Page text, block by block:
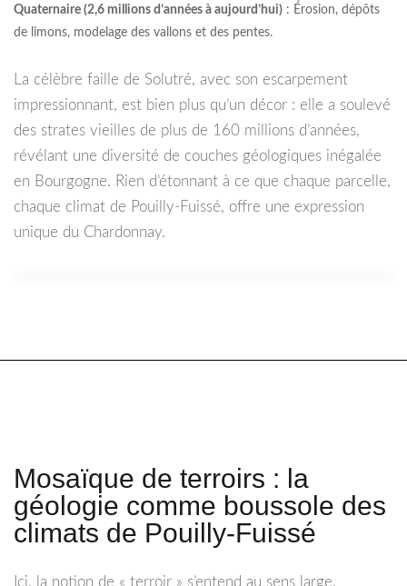
Quaternaire (2,6 millions d’années à aujourd’hui) : Érosion, dépôts
de limons, modelage des vallons et des pentes.
La célèbre faille de Solutré, avec son escarpement
impressionnant, est bien plus qu’un décor : elle a soulevé
des strates vieilles de plus de 160 millions d’années,
révélant une diversité de couches géologiques inégalée
en Bourgogne. Rien d’étonnant à ce que chaque parcelle,
chaque climat de Pouilly-Fuissé, offre une expression
unique du Chardonnay.
Mosaïque de terroirs : la
géologie comme boussole des
climats de Pouilly-Fuissé
Ici, la notion de « terroir » s’entend au sens large,